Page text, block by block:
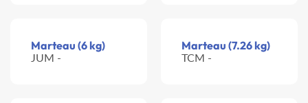
Marteau (6 kg)
JUM -
Marteau (7.26 kg)
TCM -